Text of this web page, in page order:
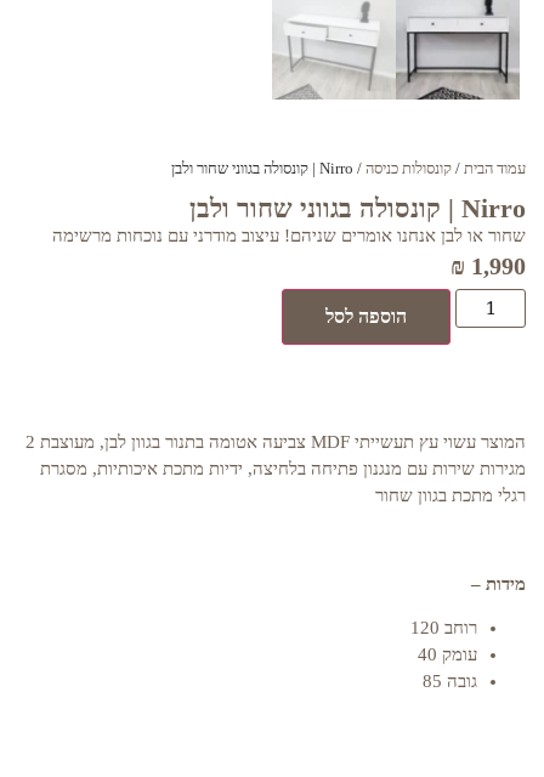
עמוד הבית / קונסולות כניסה / Nirro | קונסולה בגווני שחור ולבן
Nirro | קונסולה בגווני שחור ולבן
שחור או לבן אנחנו אומרים שניהם! עיצוב מודרני עם נוכחות מרשימה
₪ 1,990
הוספה לסל
המוצר עשוי עץ תעשייתי MDF צביעה אטומה בתנור בגוון לבן, מעוצבת 2
מגירות שירות עם מנגנון פתיחה בלחיצה, ידיות מתכת איכותיות, מסגרת
רגלי מתכת בגוון שחור
מידות –
רוחב 120
עומק 40
גובה 85